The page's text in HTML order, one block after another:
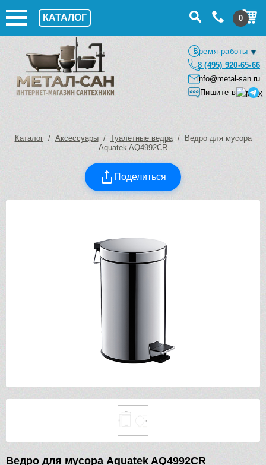
КАТАЛОГ 0
Время работы
8 (495) 920-65-66
info@metal-san.ru
Пишите в
Каталог/ Аксессуары/ Туалетные ведра/ Ведро для мусора
Aquatek AQ4992CR
Поделиться
Ведро для мусора Aquatek AQ4992CR